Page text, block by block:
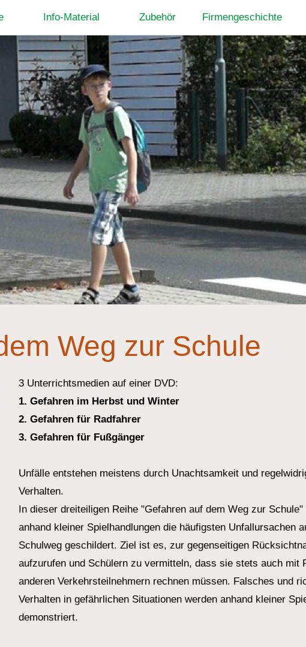
Info-Material Zubehör Firmengeschichte
Weg zur Schule
3 Unterrichtsmedien auf einer DVD:
1. Gefahren im Herbst und Winter
2. Gefahren für Radfahrer
3. Gefahren für Fußgänger
Unfälle entstehen meistens durch Unachtsamkeit und
Verhalten.
In dieser dreiteiligen Reihe "Gefahren auf dem Weg zur Schule"
anhand kleiner Spielhandlungen die häufigsten Unfallursachen
Schulweg geschildert. Ziel ist es, zur gegenseitigen
aufzurufen und Schülern zu vermitteln, dass sie stets auch mit
anderen Verkehrsteilnehmern rechnen müssen. Falsches und
Verhalten in gefährlichen Situationen werden anhand kleiner
demonstriert.